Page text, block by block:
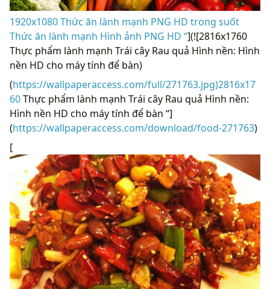
1920x1080 Thức ăn lành mạnh PNG HD trong suốt
Thức ăn lành mạnh Hình ảnh PNG HD “](![2816x1760
Thực phẩm lành mạnh Trái cây Rau quả Hình nền: Hình
nền HD cho máy tính để bàn)
(https://wallpaperaccess.com/full/271763.jpg)2816x17
60Thực phẩm lành mạnh Trái cây Rau quả Hình nền:
Hình nền HD cho máy tính để bàn “]
(https://wallpaperaccess.com/download/food-271763)
[